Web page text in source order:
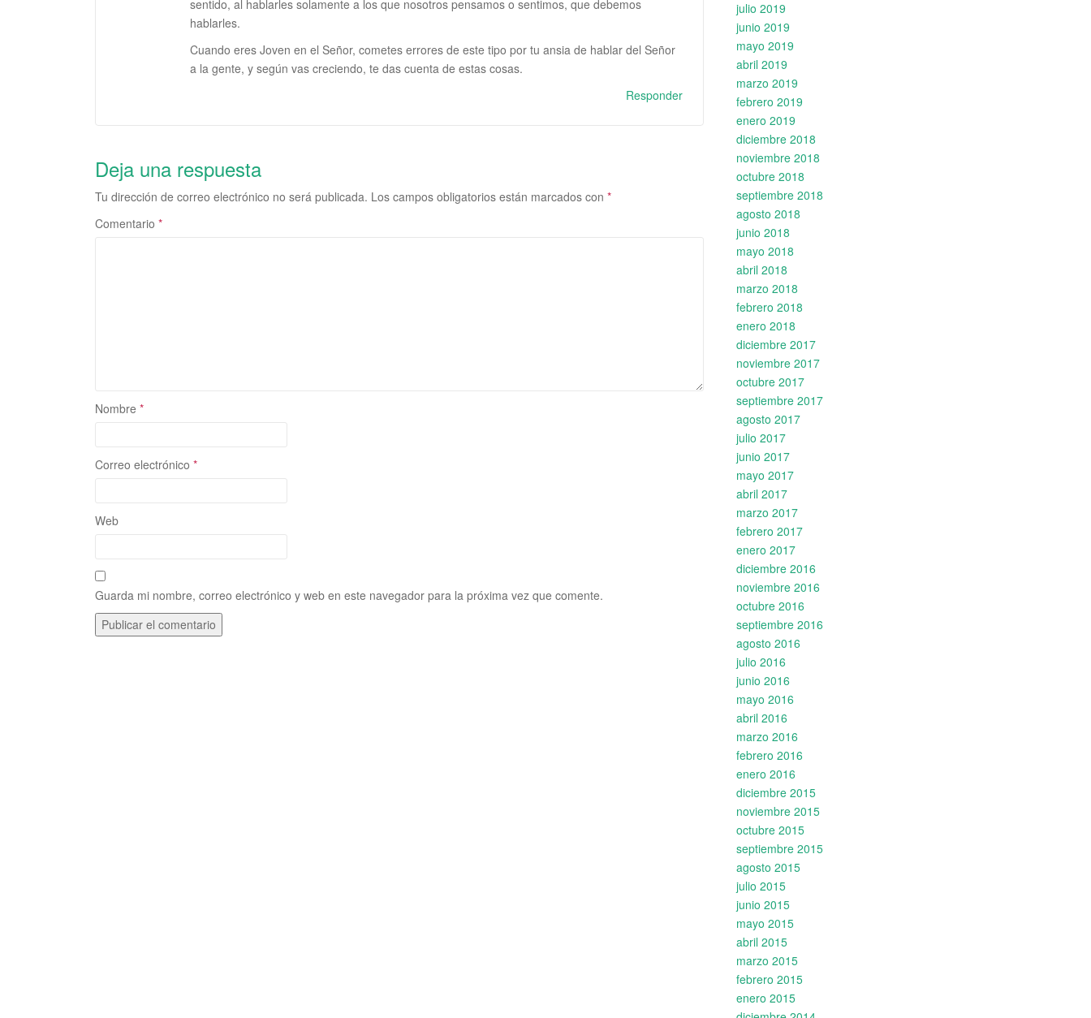
sentido, al hablarles solamente a los que nosotros pensamos o sentimos, que debemos
hablarles.
Cuando eres Joven en el Señor, cometes errores de este tipo por tu ansia de hablar del Señor
a la gente, y según vas creciendo, te das cuenta de estas cosas.
Responder
Deja una respuesta
Tu dirección de correo electrónico no será publicada. Los campos obligatorios están marcados con *
Comentario *
Nombre *
Correo electrónico *
Web
Guarda mi nombre, correo electrónico y web en este navegador para la próxima vez que comente.
julio 2019
junio 2019
mayo 2019
abril 2019
marzo 2019
febrero 2019
enero 2019
diciembre 2018
noviembre 2018
octubre 2018
septiembre 2018
agosto 2018
junio 2018
mayo 2018
abril 2018
marzo 2018
febrero 2018
enero 2018
diciembre 2017
noviembre 2017
octubre 2017
septiembre 2017
agosto 2017
julio 2017
junio 2017
mayo 2017
abril 2017
marzo 2017
febrero 2017
enero 2017
diciembre 2016
noviembre 2016
octubre 2016
septiembre 2016
agosto 2016
julio 2016
junio 2016
mayo 2016
abril 2016
marzo 2016
febrero 2016
enero 2016
diciembre 2015
noviembre 2015
octubre 2015
septiembre 2015
agosto 2015
julio 2015
junio 2015
mayo 2015
abril 2015
marzo 2015
febrero 2015
enero 2015